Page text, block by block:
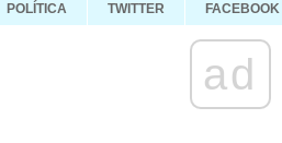
POLÍTICA TWITTER FACEBOOK
ad